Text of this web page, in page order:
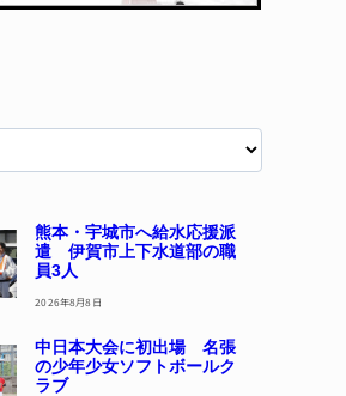
熊本・宇城市へ給水応援派
遣 伊賀市上下水道部の職
員3人
2026年8月8日
中日本大会に初出場 名張
の少年少女ソフトボールク
ラブ